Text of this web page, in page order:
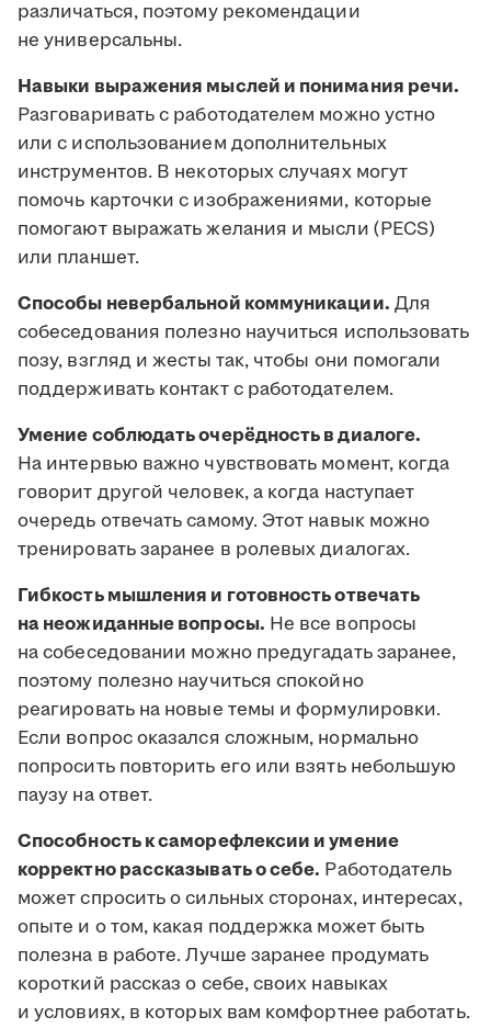
различаться, поэтому рекомендации
не универсальны.
Навыки выражения мыслей и понимания речи.
Разговаривать с работодателем можно устно
или с использованием дополнительных
инструментов. В некоторых случаях могут
помочь карточки с изображениями, которые
помогают выражать желания и мысли (PECS)
или планшет.
Способы невербальной коммуникации. Для
собеседования полезно научиться использовать
позу, взгляд и жесты так, чтобы они помогали
поддерживать контакт с работодателем.
Умение соблюдать очерёдность в диалоге.
На интервью важно чувствовать момент, когда
говорит другой человек, а когда наступает
очередь отвечать самому. Этот навык можно
тренировать заранее в ролевых диалогах.
Гибкость мышления и готовность отвечать
на неожиданные вопросы. Не все вопросы
на собеседовании можно предугадать заранее,
поэтому полезно научиться спокойно
реагировать на новые темы и формулировки.
Если вопрос оказался сложным, нормально
попросить повторить его или взять небольшую
паузу на ответ.
Способность к саморефлексии и умение
корректно рассказывать о себе. Работодатель
может спросить о сильных сторонах, интересах,
опыте и о том, какая поддержка может быть
полезна в работе. Лучше заранее продумать
короткий рассказ о себе, своих навыках
и условиях, в которых вам комфортнее работать.